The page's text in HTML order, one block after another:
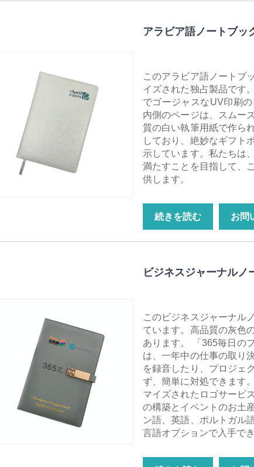
アラビア語ノートブッ
このアラビア語ノートブ
イズされた独占製品です
でゴージャスなUV印刷
内側のページは、スムー
質の白い執筆用紙で作ら
しており、絶妙なギフト
示しています。私たちは
満たすことを目指して、
供します。
続きを読む お問
ビジネスジャーナルノ
このビジネスジャーナル
ています。高品質の灰色
あります。 「365毎日の
は、一年中の仕事の取り
を録音したり、プロジェ
ず、簡単に対処できます
マイズされたロゴサービ
の構築とイベントのお土
ン語、英語、ポルトガル
言語オプションで入手でき